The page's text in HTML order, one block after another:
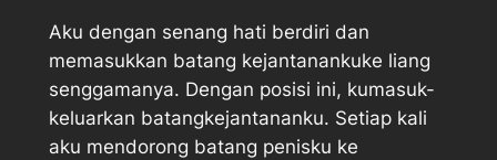
Aku dengan senang hati berdiri dan
memasukkan batang kejantanankuke liang
senggamanya. Dengan posisi ini, kumasuk-
keluarkan batangkejantananku. Setiap kali
aku mendorong batang penisku ke